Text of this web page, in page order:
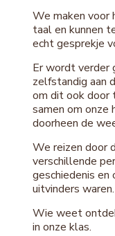
We maken voor
taal en kunnen
echt gesprekje
Er wordt verder
zelfstandig aan
om dit ook door
samen om onze
doorheen de
We reizen door
verschillende
geschiedenis
uitvinders waren.
Wie weet
in onze klas.